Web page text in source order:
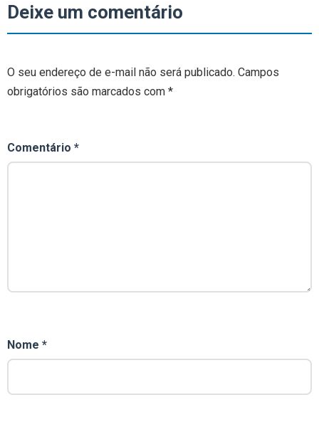
Deixe um comentário
O seu endereço de e-mail não será publicado. Campos
obrigatórios são marcados com *
Comentário *
Nome *